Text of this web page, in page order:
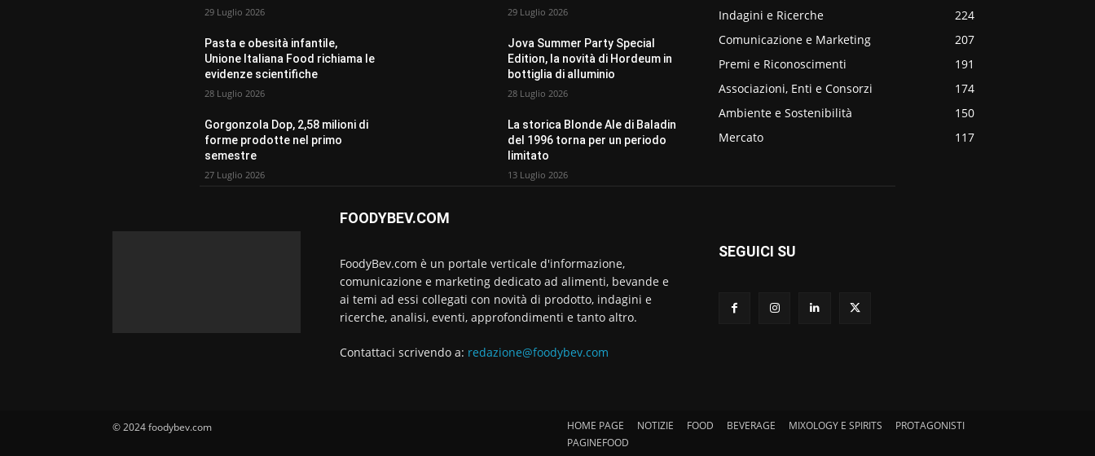
29 Luglio 2026
Pasta e obesità infantile,
Unione Italiana Food richiama le
evidenze scientifiche
28 Luglio 2026
Gorgonzola Dop, 2,58 milioni di
forme prodotte nel primo
semestre
27 Luglio 2026
29 Luglio 2026
Jova Summer Party Special
Edition, la novità di Hordeum in
bottiglia di alluminio
28 Luglio 2026
La storica Blonde Ale di Baladin
del 1996 torna per un periodo
limitato
13 Luglio 2026
Indagini e Ricerche
224
Comunicazione e Marketing
207
Premi e Riconoscimenti
191
Associazioni, Enti e Consorzi
174
Ambiente e Sostenibilità
150
Mercato
117
FOODYBEV.COM
FoodyBev.com è un portale verticale d'informazione,
comunicazione e marketing dedicato ad alimenti, bevande e
ai temi ad essi collegati con novità di prodotto, indagini e
ricerche, analisi, eventi, approfondimenti e tanto altro.
Contattaci scrivendo a: redazione@foodybev.com
SEGUICI SU
© 2024 foodybev.com HOME PAGE NOTIZIE FOOD BEVERAGE MIXOLOGY E SPIRITS
PROTAGONISTI
PAGINEFOOD